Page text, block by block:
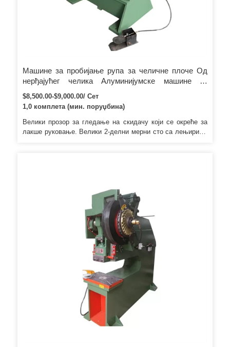
Машине за пробијање рупа за челичне плоче Од
нерђајућег челика Алуминијумске машине за
пробијање рупа за кружне плоче за производњу
посуђа
$8,500.00-$9,000.00/ Сет
1,0 комплета (мин. поруџбина)
Велики прозор за гледање на скидачу који се окреће за
лакше руковање. Велики 2-делни мерни сто са лењирима